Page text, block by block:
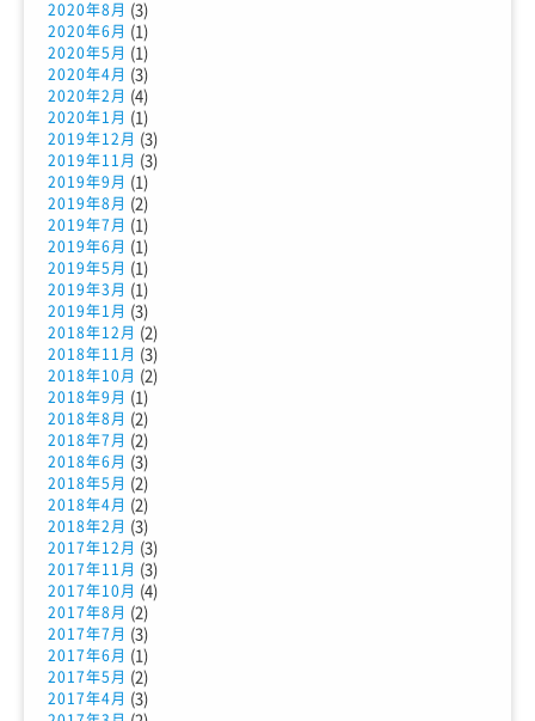
2020年8月 (3)
2020年6月 (1)
2020年5月 (1)
2020年4月 (3)
2020年2月 (4)
2020年1月 (1)
2019年12月 (3)
2019年11月 (3)
2019年9月 (1)
2019年8月 (2)
2019年7月 (1)
2019年6月 (1)
2019年5月 (1)
2019年3月 (1)
2019年1月 (3)
2018年12月 (2)
2018年11月 (3)
2018年10月 (2)
2018年9月 (1)
2018年8月 (2)
2018年7月 (2)
2018年6月 (3)
2018年5月 (2)
2018年4月 (2)
2018年2月 (3)
2017年12月 (3)
2017年11月 (3)
2017年10月 (4)
2017年8月 (2)
2017年7月 (3)
2017年6月 (1)
2017年5月 (2)
2017年4月 (3)